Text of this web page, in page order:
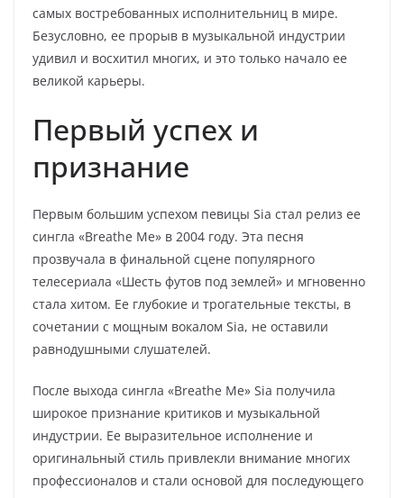
самых востребованных исполнительниц в мире.
Безусловно, ее прорыв в музыкальной индустрии
удивил и восхитил многих, и это только начало ее
великой карьеры.
Первый успех и
признание
Первым большим успехом певицы Sia стал релиз ее
сингла «Breathe Me» в 2004 году. Эта песня
прозвучала в финальной сцене популярного
телесериала «Шесть футов под землей» и мгновенно
стала хитом. Ее глубокие и трогательные тексты, в
сочетании с мощным вокалом Sia, не оставили
равнодушными слушателей.
После выхода сингла «Breathe Me» Sia получила
широкое признание критиков и музыкальной
индустрии. Ее выразительное исполнение и
оригинальный стиль привлекли внимание многих
профессионалов и стали основой для последующего